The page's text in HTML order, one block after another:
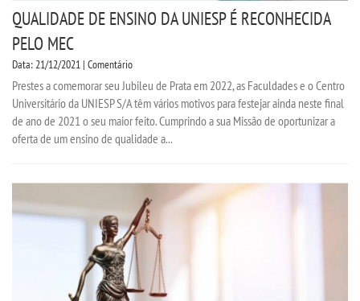
QUALIDADE DE ENSINO DA UNIESP É RECONHECIDA
PELO MEC
Data: 21/12/2021 | Comentário
Prestes a comemorar seu Jubileu de Prata em 2022, as Faculdades e o Centro
Universitário da UNIESP S/A têm vários motivos para festejar ainda neste final
de ano de 2021 o seu maior feito. Cumprindo a sua Missão de oportunizar a
oferta de um ensino de qualidade a...